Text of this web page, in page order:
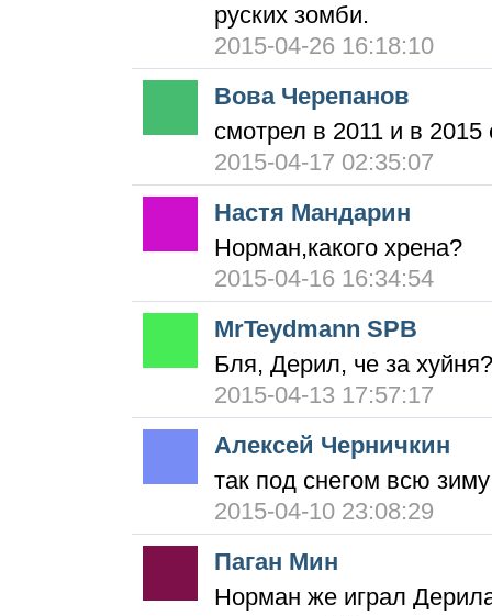
руских зомби.
2015-04-26 16:18:10
Вова Черепанов
смотрел в 2011 и в 2015
2015-04-17 02:35:07
Настя Мандарин
Норман,какого хрена?
2015-04-16 16:34:54
MrTeydmann SPB
Бля, Дерил, че за хуйня?
2015-04-13 17:57:17
Алексей Черничкин
так под снегом всю
2015-04-10 23:08:29
Паган Мин
Норман же играл